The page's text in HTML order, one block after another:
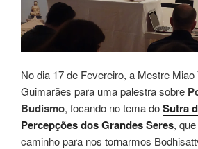
No dia 17 de Fevereiro, a Mestre
Guimarães para uma palestra sobre
Budismo, focando no tema doSutra
Percepções dos Grandes Seres,
caminho para nos tornarmos